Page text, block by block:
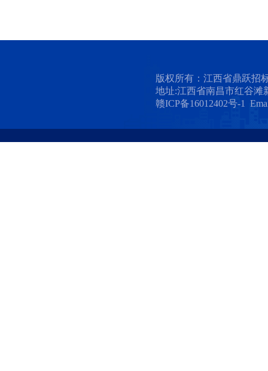
版权所有：江西省鼎跃招
地址:江西省南昌市红谷滩
赣ICP备16012402号-1